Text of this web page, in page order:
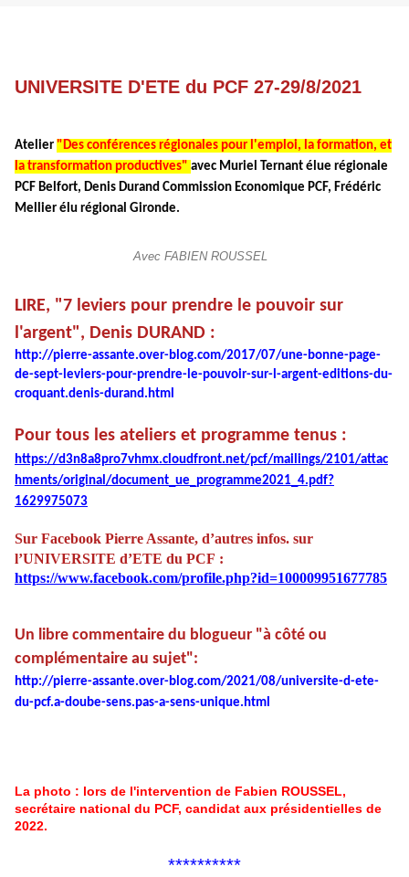
UNIVERSITE D'ETE du PCF 27-29/8/2021
Atelier "Des conférences régionales pour l'emploi, la formation, et
la transformation productives" avec Muriel Ternant élue régionale
PCF Belfort, Denis Durand Commission Economique PCF, Frédéric
Mellier élu régional Gironde.
Avec FABIEN ROUSSEL
LIRE, "7 leviers pour prendre le pouvoir sur
l'argent", Denis DURAND :
http://pierre-assante.over-blog.com/2017/07/une-bonne-page-
de-sept-leviers-pour-prendre-le-pouvoir-sur-l-argent-editions-du-
croquant.denis-durand.html
https://d3n8a8pro7vhmx.cloudfront.net/pcf/mailings/2101/attac
hments/original/document_ue_programme2021_4.pdf?
1629975073
Sur Facebook Pierre Assante, d’autres infos. sur
l’UNIVERSITE d’ETE du PCF :
https://www.facebook.com/profile.php?id=100009951677785
Un libre commentaire du blogueur "à côté ou
complémentaire au sujet":
http://pierre-assante.over-blog.com/2021/08/universite-d-ete-
du-pcf.a-doube-sens.pas-a-sens-unique.html
La photo : lors de l'intervention de Fabien ROUSSEL,
secrétaire national du PCF, candidat aux présidentielles de
2022.
**********